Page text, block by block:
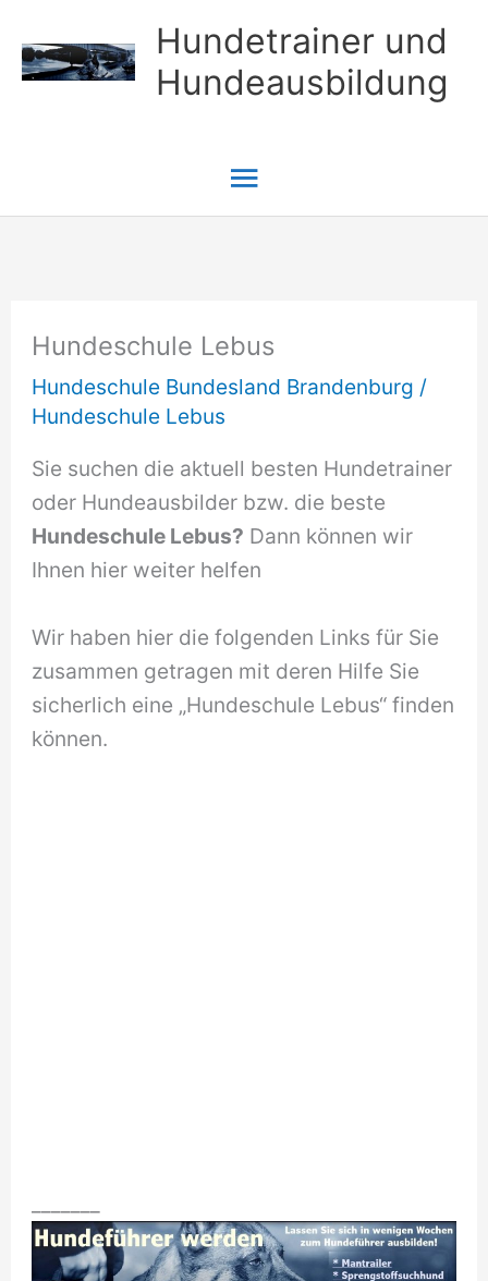
Inhalt
springen
Hundetrainer und
Hundeausbildung
Hauptmenü
Hundeschule Lebus
Hundeschule Bundesland Brandenburg /
Hundeschule Lebus
Sie suchen die aktuell besten Hundetrainer
oder Hundeausbilder bzw. die beste
Hundeschule Lebus? Dann können wir
Ihnen hier weiter helfen
Wir haben hier die folgenden Links für Sie
zusammen getragen mit deren Hilfe Sie
sicherlich eine „Hundeschule Lebus“ finden
können.